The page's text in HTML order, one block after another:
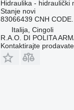
Hidraulika - hidraulički
Stanjenovi
83066439 CNH
Italija, Cingoli
R.A.O. DI POLITA
Kontaktirajte